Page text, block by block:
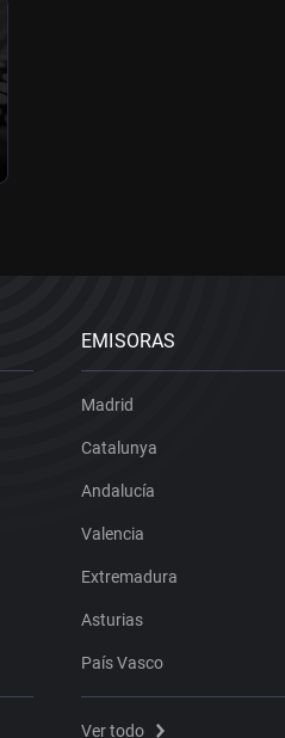
EMISORAS
Madrid
Catalunya
Andalucía
Valencia
Extremadura
Asturias
País Vasco
Ver todo